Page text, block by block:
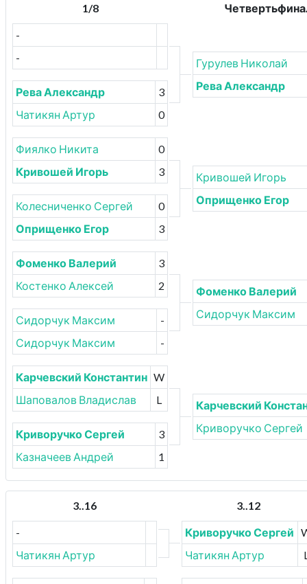
1/8
-
-
Рева Александр
3
Чатикян Артур
0
Фиялко Никита
0
Кривошей Игорь
3
Колесниченко Сергей
0
Оприщенко Егор
3
Фоменко Валерий
3
Костенко Алексей
2
Сидорчук Максим
-
Сидорчук Максим
-
Карчевский Константин W
Шаповалов Владислав
L
Криворучко Сергей
3
Казначеев Андрей
1
Гурулев Николай
Рева Александр
Кривошей Игорь
Оприщенко Егор
Фоменко Валерий
Сидорчук Максим
Карчевский
Криворучко Сергей
3..16 3..12
-
Чатикян Артур
Криворучко Сергей
Чатикян Артур